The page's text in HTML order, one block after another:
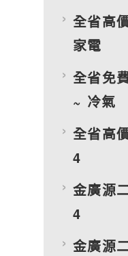
全省高
家電
全省免
~ 冷氣
全省高
4
金廣源
4
金廣源